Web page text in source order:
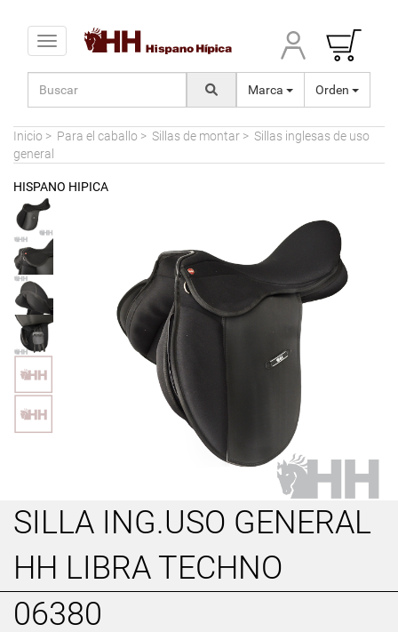
Toggle navigation
Marca Orden
Inicio > Para el caballo > Sillas de montar > Sillas inglesas de uso
general
HISPANO HIPICA
SILLA ING.USO GENERAL
HH LIBRA TECHNO
06380